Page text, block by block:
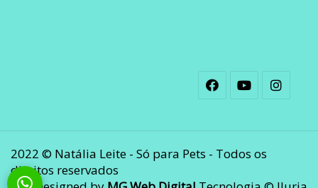
2022 © Natália Leite - Só para Pets - Todos os
direitos reservados